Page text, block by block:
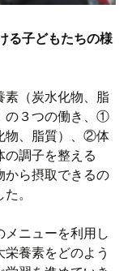
る子どもたちの様
素（炭水化物、脂
の３つの働き、①
物、脂質）、②体
調子を整える
から摂取できるの
。
メニューを利用し
養素をどのよう